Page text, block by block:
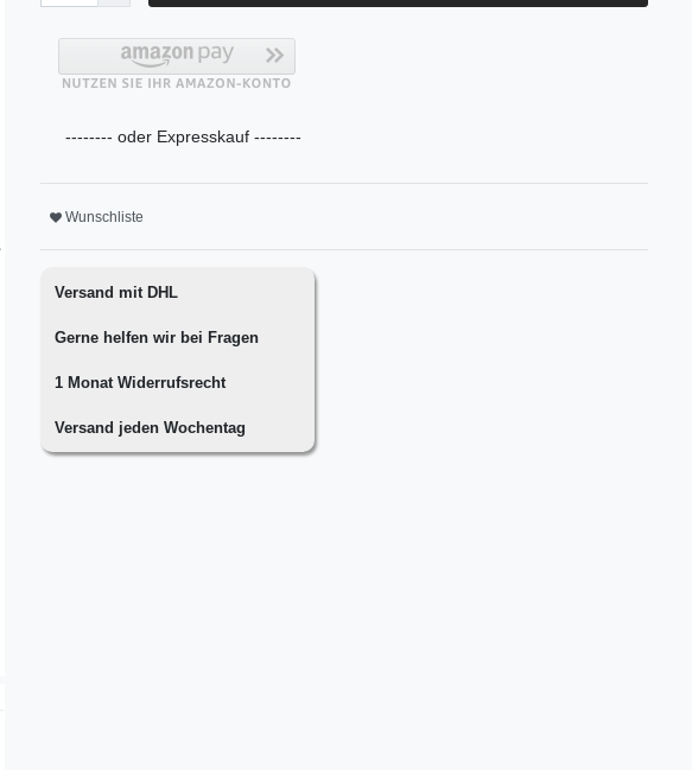
-------- oder Expresskauf --------
Wunschliste
Versand mit DHL
Gerne helfen wir bei Fragen
1 Monat Widerrufsrecht
Versand jeden Wochentag